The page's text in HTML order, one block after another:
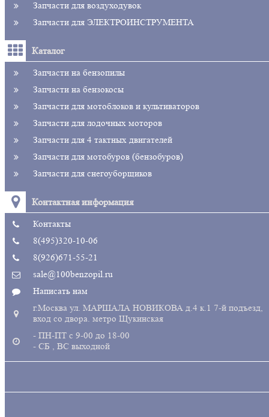
Запчасти для воздуходувок
Запчасти для ЭЛЕКТРОИНСТРУМЕНТА
Каталог
Запчасти на бензопилы
Запчасти на бензокосы
Запчасти для мотоблоков и культиваторов
Запчасти для лодочных моторов
Запчасти для 4 тактных двигателей
Запчасти для мотобуров (бензобуров)
Запчасти для снегоуборщиков
Контактная информация
Контакты
8(495)320-10-06
8(926)671-55-21
sale@100benzopil.ru
Написать нам
г.Москва ул. МАРШАЛА НОВИКОВА д.4 к.1 7-й подъезд,
вход со двора. метро Щукинская
- ПН-ПТ с 9-00 до 18-00
- СБ , ВС выходной